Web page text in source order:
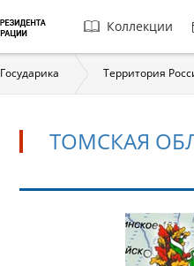
Главная
навигация
Коллекции
Государика Территория
ТОМСКАЯ